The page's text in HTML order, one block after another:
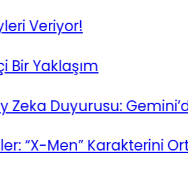
Duyurusu: Gemini’den
Men” Karakterini Ortaya